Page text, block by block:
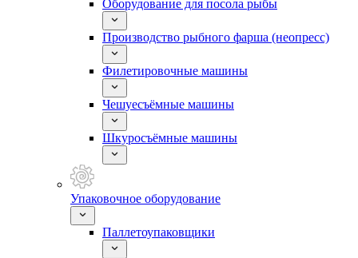
Оборудование для посола рыбы
Производство рыбного фарша (неопресс)
Филетировочные машины
Чешуесъёмные машины
Шкуросъёмные машины
Упаковочное оборудование
Паллетоупаковщики